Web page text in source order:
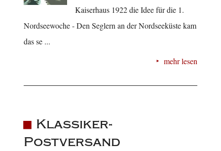
Kaiserhaus 1922 die Idee für die 1.
Nordseewoche - Den Seglern an der Nordseeküste kam
das se ...
mehr lesen
Klassiker-
Postversand